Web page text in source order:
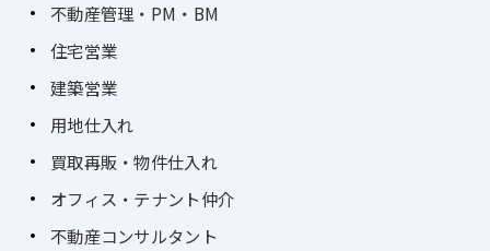
未経験でも先輩がサポ
ートしますので、安心
してスキルを学べま
す！
店舗のみんなに感謝さ
不動産管理・PM・BM
住宅営業
建築営業
用地仕入れ
買取再販・物件仕入れ
オフィス・テナント仲介
不動産コンサルタント